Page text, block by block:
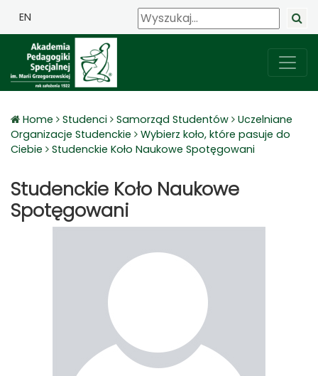
EN
Home Studenci Samorząd Studentów
Uczelniane
Organizacje Studenckie
Wybierz koło, które pasuje do
Ciebie
Studenckie Koło Naukowe Spotęgowani
Studenckie Koło Naukowe
Spotęgowani